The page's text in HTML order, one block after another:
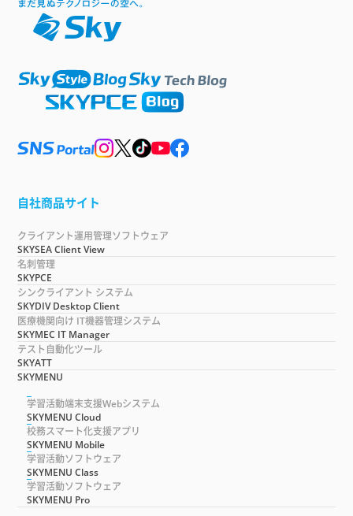
自社商品サイト
クライアント運用管理ソフトウェア
SKYSEA Client View
名刺管理
SKYPCE
シンクライアント システム
SKYDIV Desktop Client
医療機関向け IT機器管理システム
SKYMEC IT Manager
テスト自動化ツール
SKYATT
SKYMENU
学習活動端末支援Webシステム
SKYMENU Cloud
校務スマート化支援アプリ
SKYMENU Mobile
学習活動ソフトウェア
SKYMENU Class
学習活動ソフトウェア
SKYMENU Pro